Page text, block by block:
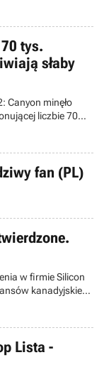
i okrzyków
tys.
słaby
Canyon minęło
liczbie 70
za tę
fan (PL)
w firmie Silicon
kanadyjskiego
jednak szansa,
Lista -